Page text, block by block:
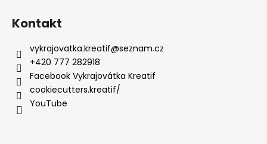
Kontakt
vykrajovatka.kreatif@seznam.cz
+420 777 282918
Facebook Vykrajovátka Kreatif
cookiecutters.kreatif/
YouTube